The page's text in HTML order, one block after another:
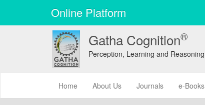
Online Platform
Gatha Cognition®
Perception, Learning and Reasoning
Home (current)About Us Journals e-Books